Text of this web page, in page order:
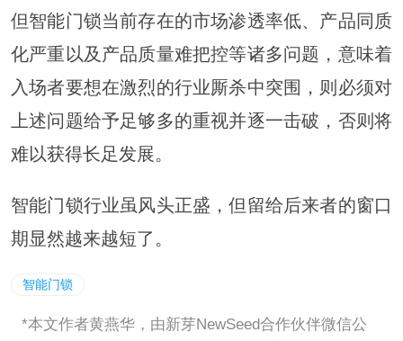
但智能门锁当前存在的市场渗透率低、产品同质
化严重以及产品质量难把控等诸多问题，意味着
入场者要想在激烈的行业厮杀中突围，则必须对
上述问题给予足够多的重视并逐一击破，否则将
难以获得长足发展。
智能门锁行业虽风头正盛，但留给后来者的窗口
期显然越来越短了。
智能门锁
*本文作者黄燕华，由新芽NewSeed合作伙伴微信公